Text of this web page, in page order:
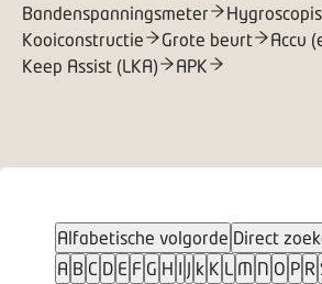
Bandenspanningsmeter
Kooiconstructie
Grote beurt Accu
Keep Assist (LKA)
APK
Alfabetische volgorde Direct
A B C D E F G H I J k K L M N O P R